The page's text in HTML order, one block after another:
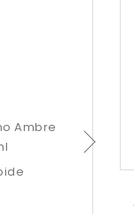
Ambre